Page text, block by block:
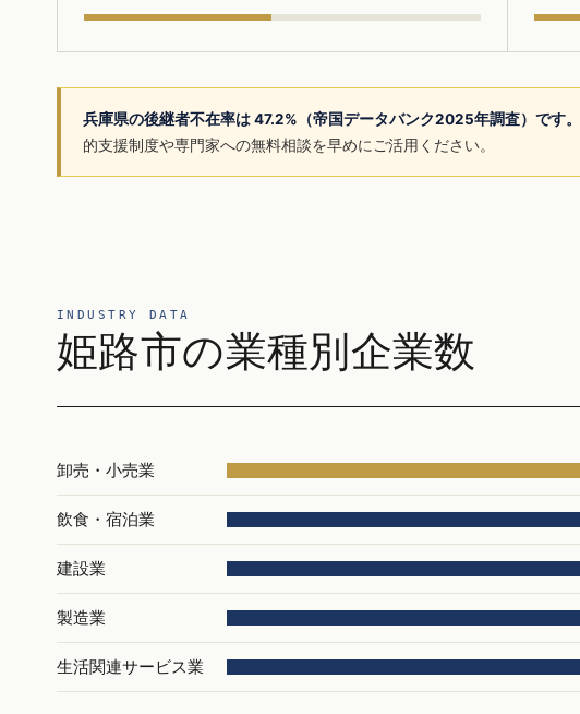
兵庫県の後継者不在率は 47.2%（帝国データバンク2025年調査）です。
的支援制度や専門家への無料相談を早めにご活用ください。
INDUSTRY DATA
姫路市の業種別企業数
卸売・小売業
飲食・宿泊業
建設業
製造業
生活関連サービス業